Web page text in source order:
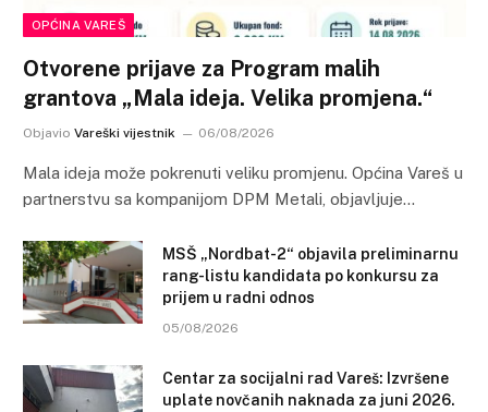
OPĆINA VAREŠ
Otvorene prijave za Program malih
grantova „Mala ideja. Velika promjena.“
Objavio Vareški vijestnik 06/08/2026
Mala ideja može pokrenuti veliku promjenu. Općina Vareš u
partnerstvu sa kompanijom DPM Metali, objavljuje…
MSŠ „Nordbat-2“ objavila preliminarnu
rang-listu kandidata po konkursu za
prijem u radni odnos
05/08/2026
Centar za socijalni rad Vareš: Izvršene
uplate novčanih naknada za juni 2026.